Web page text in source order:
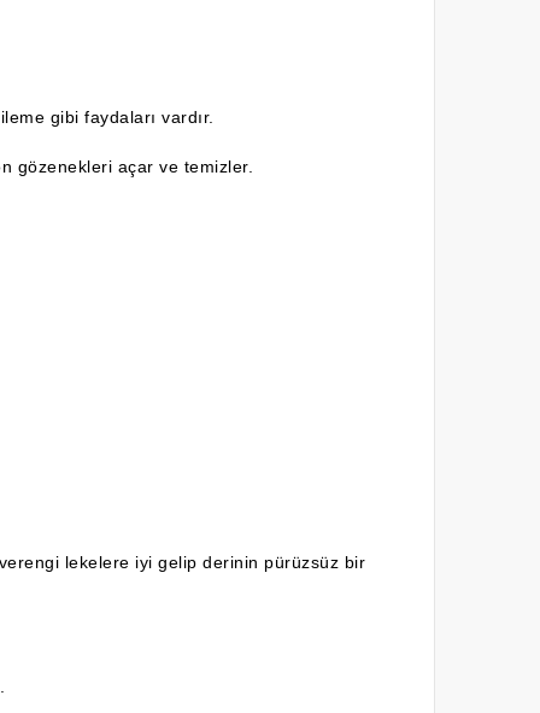
gibi faydaları vardır.
gözenekleri açar ve temizler.
lekelere iyi gelip derinin pürüzsüz bir